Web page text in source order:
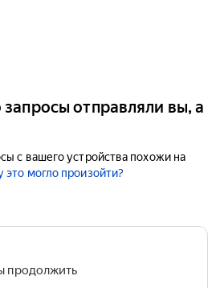
отправляли вы, а
с вашего устройства похожи на
это могло произойти?